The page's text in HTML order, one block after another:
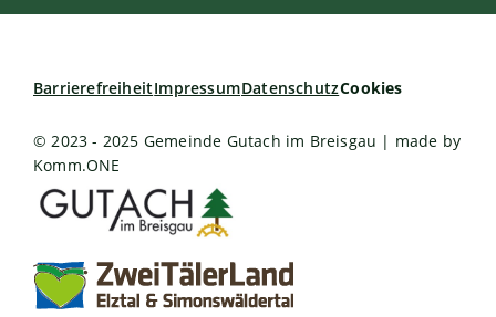
BarrierefreiheitImpressumDatenschutzCookies
© 2023 - 2025 Gemeinde Gutach im Breisgau | made by
Komm.ONE